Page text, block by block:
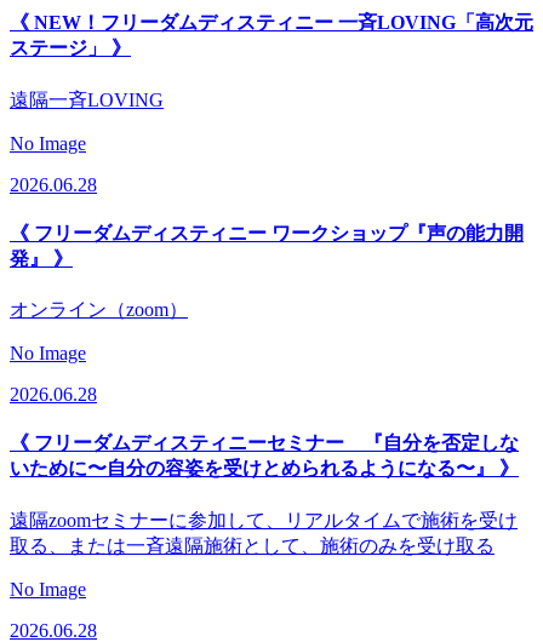
《 NEW！フリーダムディスティニー 一斉LOVING「高次元
ステージ」 》
遠隔一斉LOVING
No Image
2026.06.28
《 フリーダムディスティニー ワークショップ『声の能力開
発』 》
オンライン（zoom）
No Image
2026.06.28
《 フリーダムディスティニーセミナー 『自分を否定しな
いために〜自分の容姿を受けとめられるようになる〜』 》
遠隔zoomセミナーに参加して、リアルタイムで施術を受け
取る、または一斉遠隔施術として、施術のみを受け取る
No Image
2026.06.28